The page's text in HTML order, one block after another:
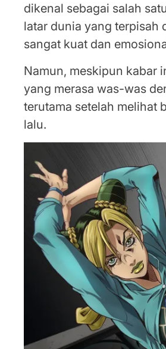
dikenal sebagai salah
latar dunia yang terpisah
sangat kuat dan
Namun, meskipun kabar
yang merasa was-was
terutama setelah melihat
lalu.